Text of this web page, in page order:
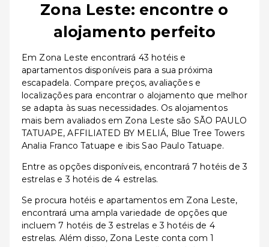
Zona Leste: encontre o
alojamento perfeito
Em Zona Leste encontrará 43 hotéis e
apartamentos disponíveis para a sua próxima
escapadela. Compare preços, avaliações e
localizações para encontrar o alojamento que melhor
se adapta às suas necessidades. Os alojamentos
mais bem avaliados em Zona Leste são SÃO PAULO
TATUAPE, AFFILIATED BY MELIÁ, Blue Tree Towers
Analia Franco Tatuape e ibis Sao Paulo Tatuape.
Entre as opções disponíveis, encontrará 7 hotéis de 3
estrelas e 3 hotéis de 4 estrelas.
Se procura hotéis e apartamentos em Zona Leste,
encontrará uma ampla variedade de opções que
incluem 7 hotéis de 3 estrelas e 3 hotéis de 4
estrelas. Além disso, Zona Leste conta com 1